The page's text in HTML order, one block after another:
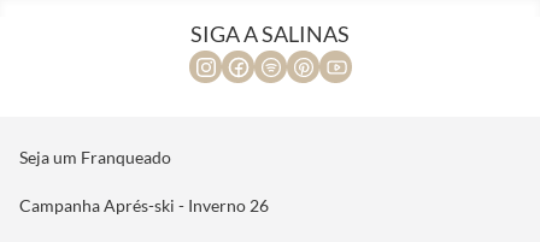
SIGA A SALINAS
Seja um Franqueado
Campanha Aprés-ski - Inverno 26